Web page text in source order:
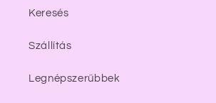
Keresés
Szállítás
Legnépszerűbbek